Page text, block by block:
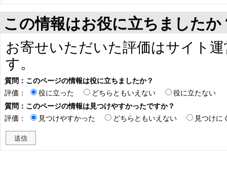
この情報はお役に立ちましたか
お寄せいただいた評価はサイト
す。
質問：このページの情報は役に立ちましたか？
評価：
役に立った どちらともいえない
役に立たない
質問：このページの情報は見つけやすかったですか？
評価：
見つけやすかった どちらともいえない 見つけに